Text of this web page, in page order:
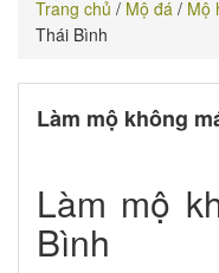
Trang chủ / Mộ đá / Mộ
Thái Bình
Làm mộ không
Làm mộ
Bình